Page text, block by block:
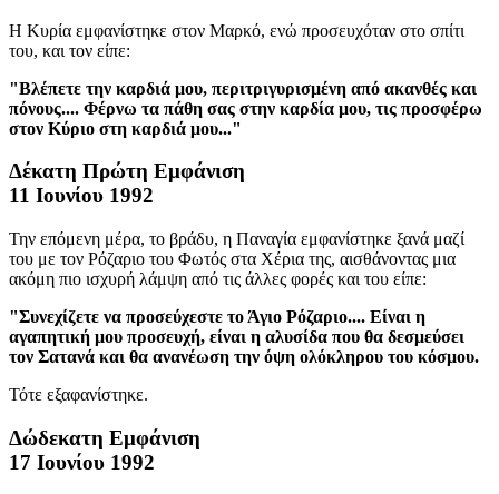
Η Κυρία εμφανίστηκε στον Μαρκό, ενώ προσευχόταν στο σπίτι
του, και τον είπε:
"Βλέπετε την καρδιά μου, περιτριγυρισμένη από ακανθές και
πόνους.... Φέρνω τα πάθη σας στην καρδία μου, τις προσφέρω
στον Κύριο στη καρδιά μου..."
Δέκατη Πρώτη Εμφάνιση
11 Ιουνίου 1992
Την επόμενη μέρα, το βράδυ, η Παναγία εμφανίστηκε ξανά μαζί
του με τον Ρόζαριο του Φωτός στα Χέρια της, αισθάνοντας μια
ακόμη πιο ισχυρή λάμψη από τις άλλες φορές και του είπε:
"Συνεχίζετε να προσεύχεστε το Άγιο Ρόζαριο.... Είναι η
αγαπητική μου προσευχή, είναι η αλυσίδα που θα δεσμεύσει
τον Σατανά και θα ανανέωση την όψη ολόκληρου του κόσμου.
Τότε εξαφανίστηκε.
Δώδεκατη Εμφάνιση
17 Ιουνίου 1992